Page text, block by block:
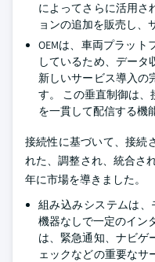
によってさらに活用さ
ョンの追加を販売し、
OEMは、車両プラッ
しているため、デー
新しいサービス導入の
す。 この垂直制御は、
を一貫して配信する機
接続性に基づいて、接続
れた、調整され、統合さ
年に市場を導きました。
組み込みシステムは、
機器なしで一定のイン
は、緊急通知、ナビゲ
ェックなどの重要なサ